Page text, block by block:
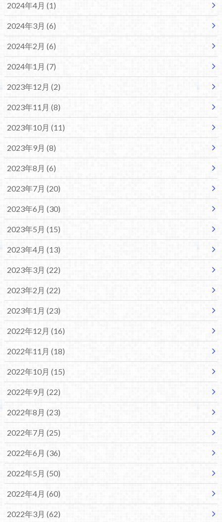
2024年4月 (1)
2024年3月 (6)
2024年2月 (6)
2024年1月 (7)
2023年12月 (2)
2023年11月 (8)
2023年10月 (11)
2023年9月 (8)
2023年8月 (6)
2023年7月 (20)
2023年6月 (30)
2023年5月 (15)
2023年4月 (13)
2023年3月 (22)
2023年2月 (22)
2023年1月 (23)
2022年12月 (16)
2022年11月 (18)
2022年10月 (15)
2022年9月 (22)
2022年8月 (23)
2022年7月 (25)
2022年6月 (36)
2022年5月 (50)
2022年4月 (60)
2022年3月 (62)